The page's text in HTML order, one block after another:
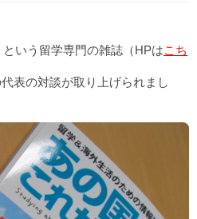
という留学専門の雑誌（HPはこち
表の対談が取り上げられまし